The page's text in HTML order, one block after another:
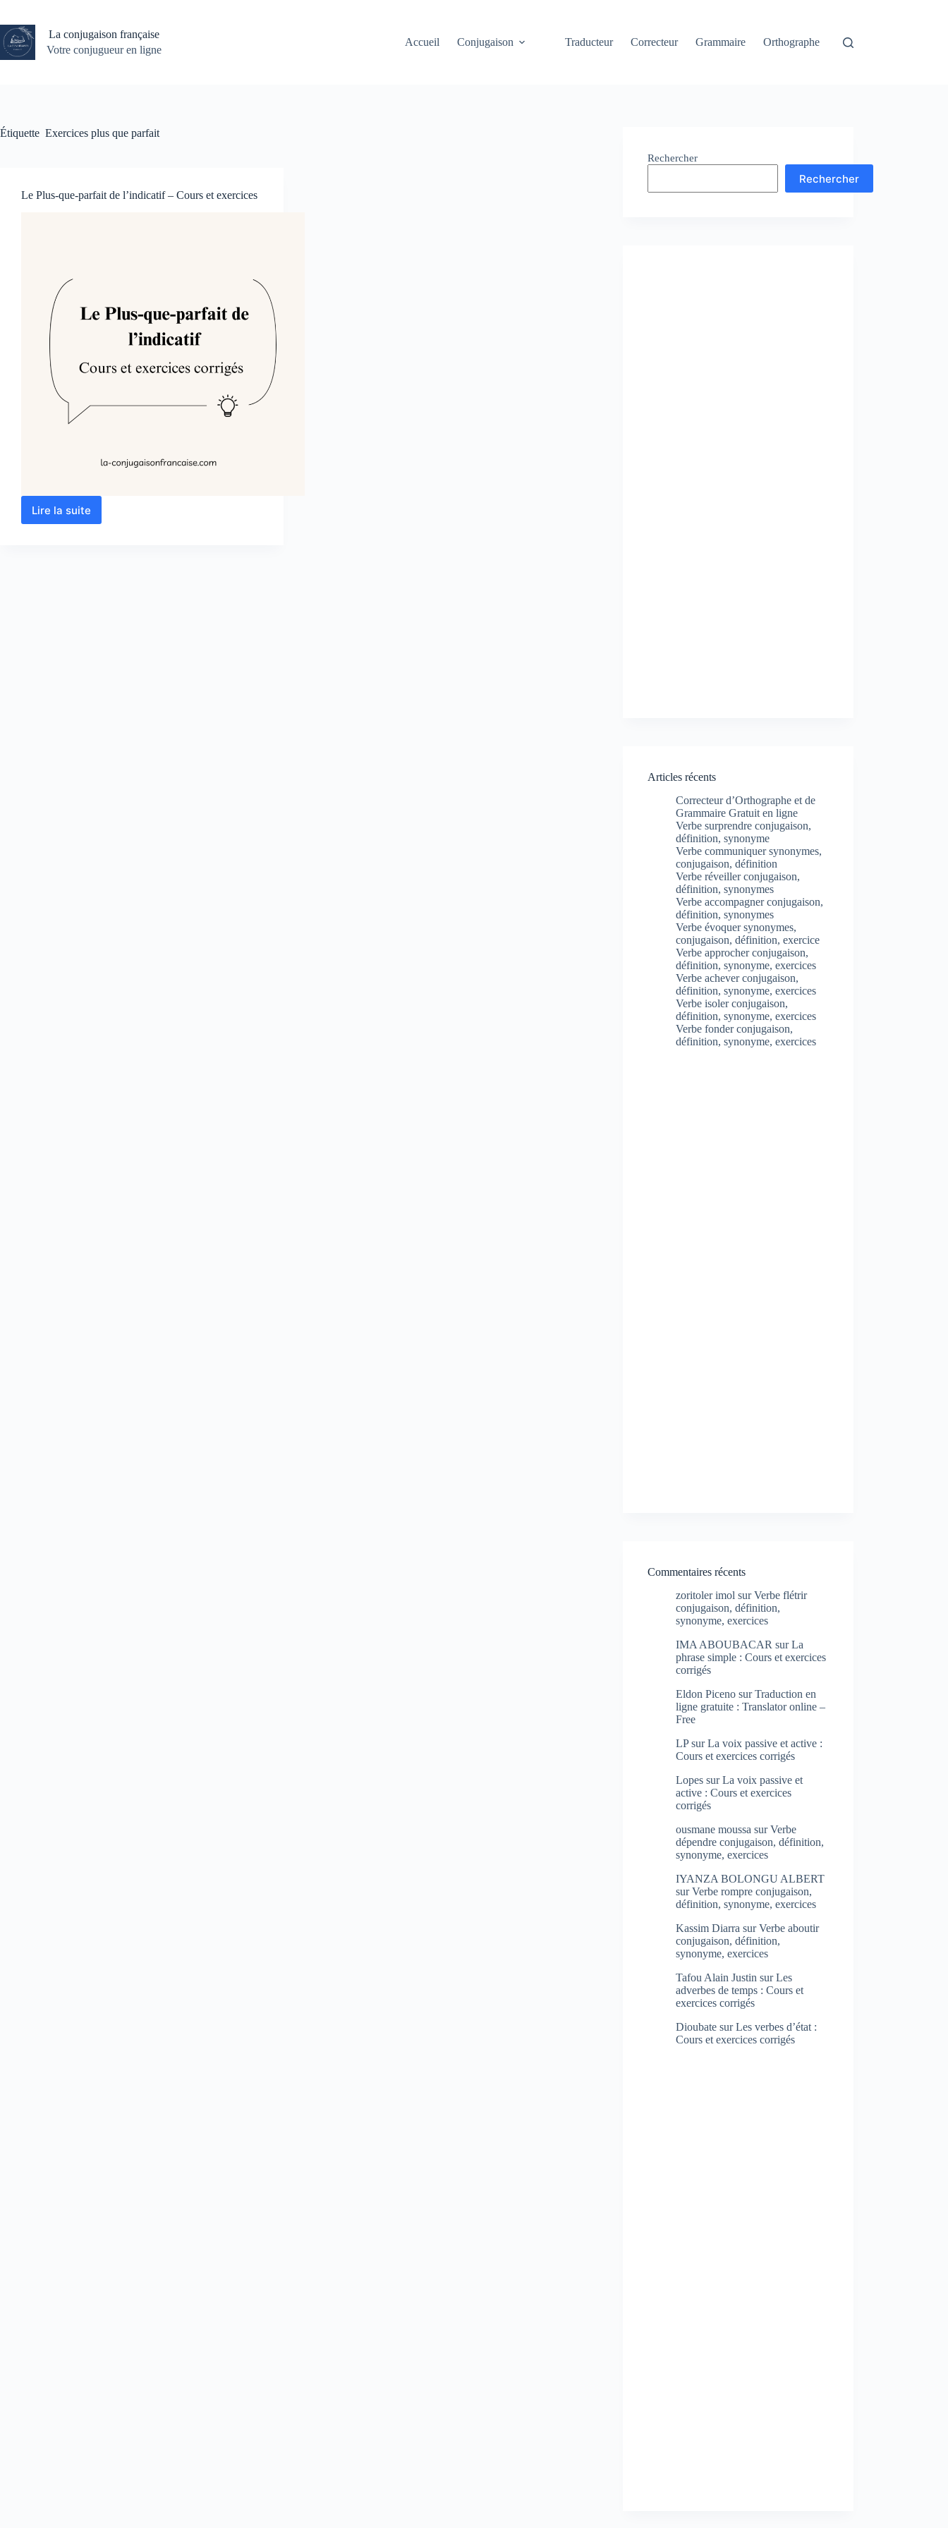
contenu
La conjugaison française
Votre conjugueur en ligne
Accueil Conjugaison Traducteur Correcteur Grammaire Orthographe
Étiquette Exercices plus que parfait
Le Plus-que-parfait de l’indicatif – Cours et exercices
Lire la suite
Le
Rechercher
Rechercher
Articles récents
Correcteur d’Orthographe et de
Grammaire Gratuit en ligne
Verbe surprendre conjugaison,
définition, synonyme
Verbe communiquer synonymes,
conjugaison, définition
Verbe réveiller conjugaison,
définition, synonymes
Verbe accompagner conjugaison,
définition, synonymes
Verbe évoquer synonymes,
conjugaison, définition, exercice
Verbe approcher conjugaison,
définition, synonyme, exercices
Verbe achever conjugaison,
définition, synonyme, exercices
Verbe isoler conjugaison,
définition, synonyme, exercices
Verbe fonder conjugaison,
définition, synonyme, exercices
Commentaires récents
zoritoler imol surVerbe flétrir
conjugaison, définition,
synonyme, exercices
IMA ABOUBACAR surLa
phrase simple : Cours et exercices
corrigés
Eldon Piceno surTraduction en
ligne gratuite : Translator online –
Free
LPsurLa voix passive et active :
Cours et exercices corrigés
Lopes surLa voix passive et
active : Cours et exercices
corrigés
ousmane moussa surVerbe
dépendre conjugaison, définition,
synonyme, exercices
IYANZA BOLONGU ALBERT
surVerbe rompre conjugaison,
définition, synonyme, exercices
Kassim Diarra surVerbe aboutir
conjugaison, définition,
synonyme, exercices
Tafou Alain Justin surLes
adverbes de temps : Cours et
exercices corrigés
Dioubate surLes verbes d’état :
Cours et exercices corrigés